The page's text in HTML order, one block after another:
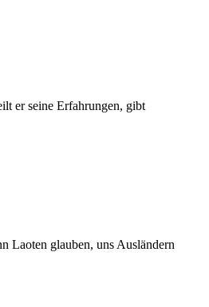
er seine Erfahrungen, gibt
Laoten glauben, uns Ausländern